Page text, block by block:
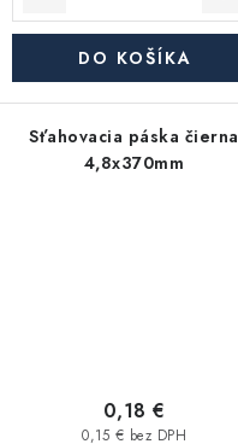
DO KOŠÍKA
Sťahovacia páska čierna
4,8x370mm
0,15 € bez DPH
0,18 €